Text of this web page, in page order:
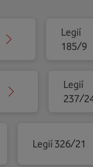
Legií
185/9
Legií
237/
Legií 326/21